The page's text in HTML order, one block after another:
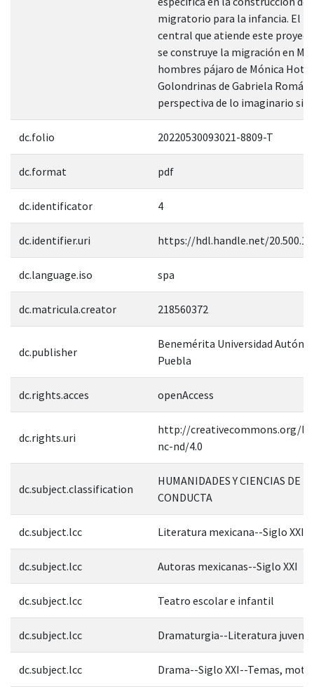
migratorio para la infancia. El
central que atiende este
se construye la migración en
hombres pájaro de Mónica Hoth
Golondrinas de Gabriela Román,
perspectiva de lo imaginario
dc.folio 20220530093021-8809-T
dc.format pdf
dc.identificator 4
dc.identifier.uri https://hdl.handle.net/
dc.language.iso spa
dc.matricula.creator 218560372
dc.publisher
Benemérita Universidad
Puebla
dc.rights.acces openAccess
dc.rights.uri
http://creativecommons.org/
nc-nd/4.0
dc.subject.classification
HUMANIDADES Y CIENCIAS DE LA
CONDUCTA
dc.subject.lcc Literatura mexicana--Siglo XXI
dc.subject.lcc Autoras mexicanas--Siglo XXI
dc.subject.lcc Teatro escolar e infantil
dc.subject.lcc Dramaturgia--Literatura juvenil
dc.subject.lcc Drama--Siglo XXI--Temas,